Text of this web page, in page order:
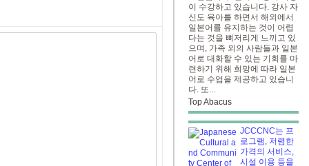
이 수강하고 있습니다. 강사 자
신도 육아를 하면서 해외에서
일본어를 유지하는 것이 어렵
다는 것을 뼈저리게 느끼고 있
으며, 가족 외의 사람들과 일본
어로 대화할 수 있는 기회를 마
련하기 위해 희망에 따라 일본
어로 수업을 제공하고 있습니
다. 또...
Top Abacus
JCCCNC는 프
로그램, 저렴한
가격의 서비스,
시설 이용 등을